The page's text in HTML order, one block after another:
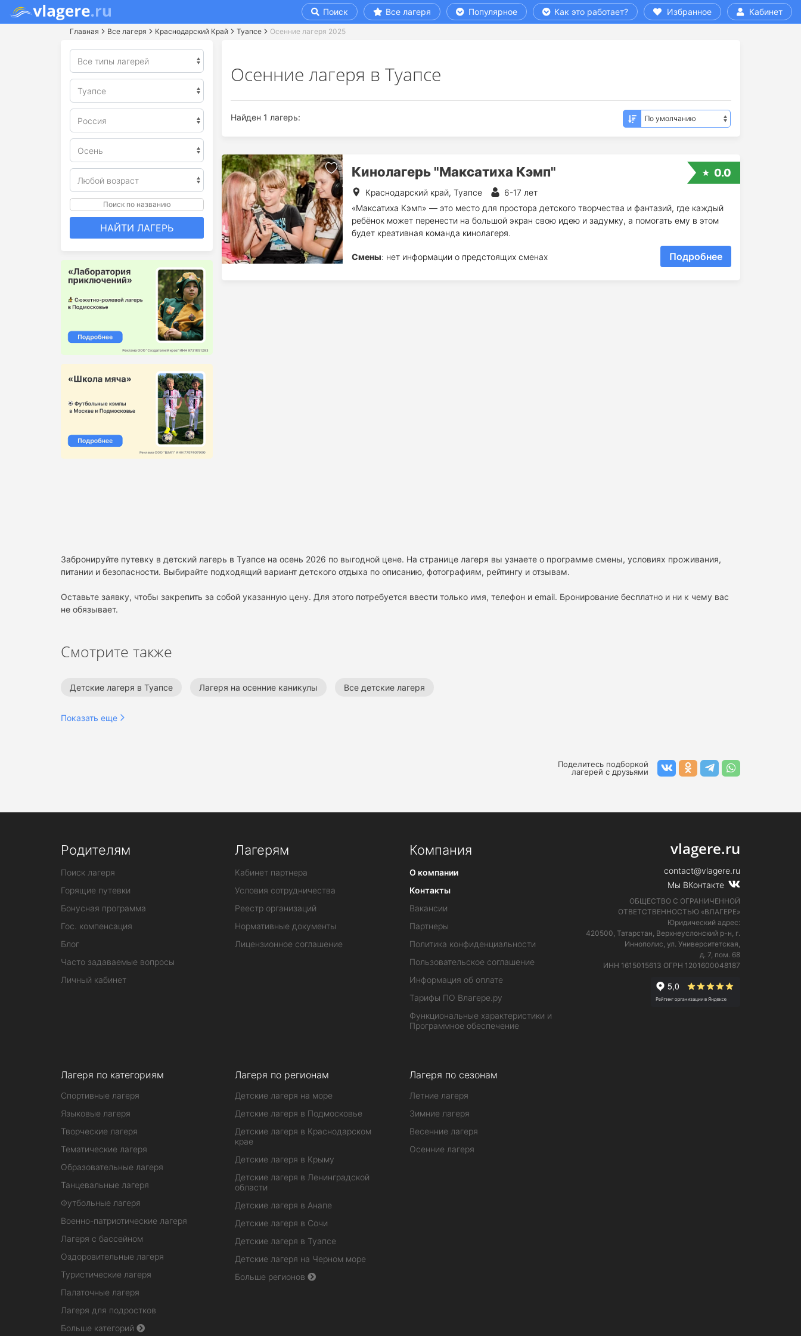
Поиск Все лагеря Популярное Как это работает? Избранное Кабинет
Главная Все лагеря Краснодарский Край Туапсе Осенние лагеря 2025
Поиск по названию
НАЙТИ ЛАГЕРЬ
Осенние лагеря в Туапсе
Найден 1 лагерь:
Кинолагерь "Максатиха Кэмп"
Краснодарский край, Туапсе
6-17 лет
«Максатиха Кэмп» — это место для простора детского творчества и фантазий, где каждый
ребёнок может перенести на большой экран свою идею и задумку, а помогать ему в этом
будет креативная команда кинолагеря.
Смены: нет информации о предстоящих сменах Подробнее
0.0
Забронируйте путевку в детский лагерь в Туапсе на осень 2026 по выгодной цене. На странице лагеря вы узнаете о программе смены, условиях проживания,
питании и безопасности. Выбирайте подходящий вариант детского отдыха по описанию, фотографиям, рейтингу и отзывам.
Оставьте заявку, чтобы закрепить за собой указанную цену. Для этого потребуется ввести только имя, телефон и email. Бронирование бесплатно и ни к чему вас
не обязывает.
Смотрите также
Детские лагеря в Туапсе Лагеря на осенние каникулы Все детские лагеря
Показать еще
Поделитесь подборкой
лагерей с друзьями
Родителям
Поиск лагеря
Горящие путевки
Бонусная программа
Гос. компенсация
Блог
Часто задаваемые вопросы
Личный кабинет
Лагерям
Кабинет партнера
Условия сотрудничества
Реестр организаций
Нормативные документы
Лицензионное соглашение
Компания
О компании
Контакты
Вакансии
Партнеры
Политика конфиденциальности
Пользовательское соглашение
Информация об оплате
Тарифы ПО Влагере.ру
Функциональные характеристики и
Программное обеспечение
Лагеря по категориям
Спортивные лагеря
Языковые лагеря
Творческие лагеря
Тематические лагеря
Образовательные лагеря
Танцевальные лагеря
Футбольные лагеря
Военно-патриотические лагеря
Лагеря с бассейном
Оздоровительные лагеря
Туристические лагеря
Палаточные лагеря
Лагеря для подростков
Больше категорий
Лагеря по регионам
Детские лагеря на море
Детские лагеря в Подмосковье
Детские лагеря в Краснодарском
крае
Детские лагеря в Крыму
Детские лагеря в Ленинградской
области
Детские лагеря в Анапе
Детские лагеря в Сочи
Детские лагеря в Туапсе
Детские лагеря на Черном море
Больше регионов
Лагеря по сезонам
Летние лагеря
Зимние лагеря
Весенние лагеря
Осенние лагеря
vlagere.ru
contact@vlagere.ru
Мы ВКонтакте
ОБЩЕСТВО С ОГРАНИЧЕННОЙ
ОТВЕТСТВЕННОСТЬЮ «ВЛАГЕРЕ»
Юридический адрес:
420500, Татарстан, Верхнеуслонский р-н, г.
Иннополис, ул. Университетская,
д. 7, пом. 68
ИНН 1615015613 ОГРН 1201600048187